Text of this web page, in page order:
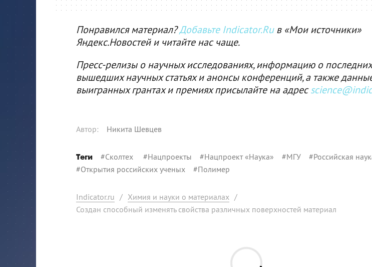
Понравился материал?Добавьте Indicator.Ruв «Мои источники»
Яндекс.Новостей и читайте нас чаще.
Пресс-релизы о научных исследованиях, информацию о последних
вышедших научных статьях и анонсы конференций, а также
выигранных грантах и премиях присылайте на адрес
Автор: Никита Шевцев
Теги #Сколтех #Нацпроекты #Нацпроект «Наука» #МГУ #Российская
#Открытия российских ученых #Полимер
Indicator.ru / Химия и науки о материалах /
Создан способный изменять свойства различных поверхностей материал